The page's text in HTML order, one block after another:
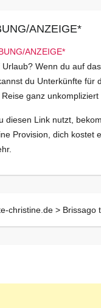
ANZEIGE*
Urlaub? Wenn du auf
du Unterkünfte für
ganz unkompliziert
diesen Link nutzt,
Provision, dich kostet
christine.de > Brissago